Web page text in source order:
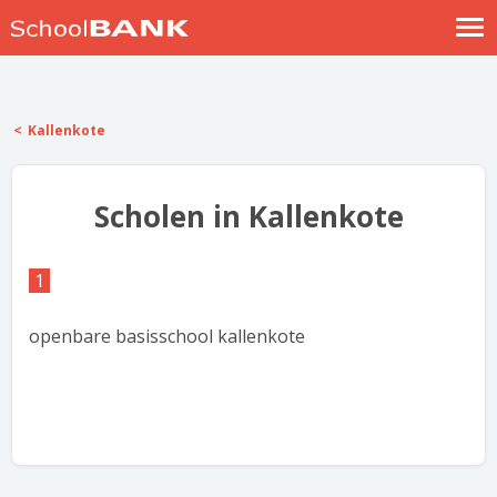
Help
Kallenkote
Scholen in Kallenkote
1
openbare basisschool kallenkote